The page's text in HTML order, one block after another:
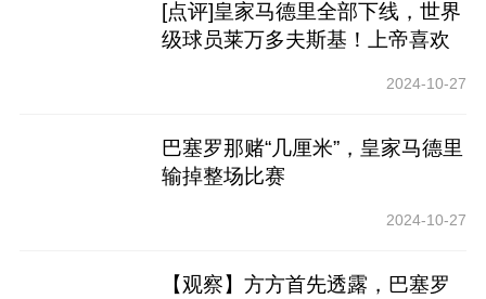
[点评]皇家马德里全部下线，世界
级球员莱万多夫斯基！上帝喜欢
2024-10-27
巴塞罗那赌“几厘米”，皇家马德里
输掉整场比赛
2024-10-27
【观察】方方首先透露，巴塞罗